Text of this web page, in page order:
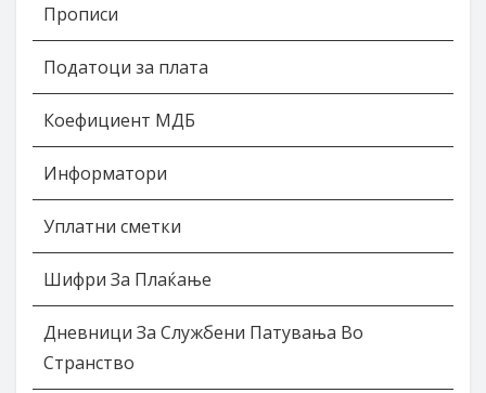
Прописи
Податоци за плата
Коефициент МДБ
Информатори
Уплатни сметки
Шифри За Плаќање
Дневници За Службени Патувања Во
Странство